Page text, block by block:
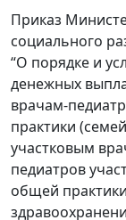
Приказ
социального
“О порядке и
денежных
врачам-
практики
участковым
педиатров
общей